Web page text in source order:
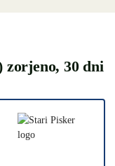
zorjeno, 30 dni